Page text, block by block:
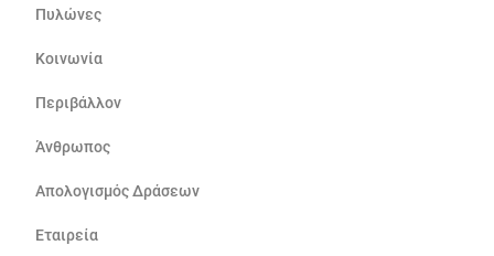
Πυλώνες
Κοινωνία
Περιβάλλον
Άνθρωπος
Απολογισμός Δράσεων
Εταιρεία